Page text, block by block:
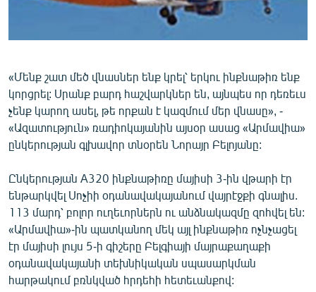
ՄԵԿՆԱԲԱՆՈՒԹՅՈՒՆ
ԿՈՐՈՆԱՎԻՐՈՒՍ
ԱՐԽԻՎ
ՏԵՍԱՆՅՈՒԹԵՐ
ՁԳՏԵԼՈՎ ԼԱՎԱԳՈՒՅՆԻՆ
ՓՈԴՔԱՍԹ
Հայերեն
English
«Մենք շատ մեծ վնասներ ենք կրել՝ երկու ինքնաթիռ ենք
կորցրել: Սրանք բարդ հաշվարկներ են, այնպես որ դեռեւս
չենք կարող ասել, թե որքան է կազմում մեր վնասը», -
«Ազատություն» ռադիոկայանին այսօր ասաց «Արմավիա»
ընկերության գլխավոր տնօրեն Նորայր Բելոյանը:
Ընկերության A320 ինքնաթիռը մայիսի 3-ին վթարի էր
ենթարկվել Սոչիի օդանավակայանում վայրէջքի գնալիս.
113 մարդ՝ բոլոր ուղեւորներն ու անձնակազմը զոհվել են:
«Արմավիա»-ին պատկանող մեկ այլ ինքնաթիռ ոչնչացել
էր մայիսի լույս 5-ի գիշերը Բելգիայի մայրաքաղաքի
օդանավակայանի տեխնիկական սպասարկման
հարթակում բռնկված հրդեհի հետեւանքով: